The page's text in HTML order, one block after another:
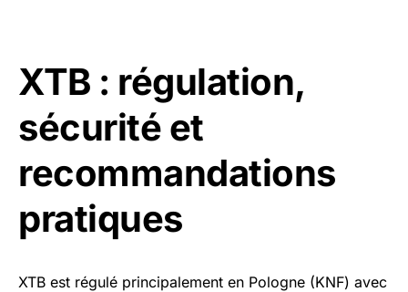
XTB : régulation,
sécurité et
recommandations
pratiques
XTB est régulé principalement en Pologne (KNF) avec